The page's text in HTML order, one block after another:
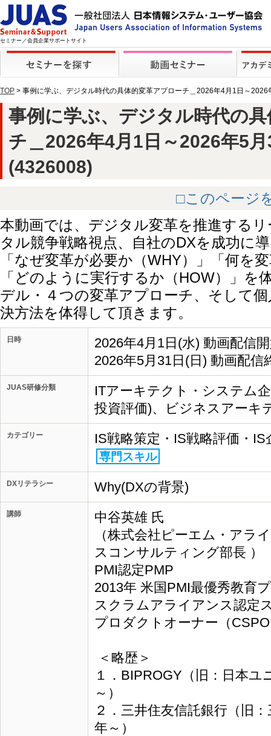
セミナー／会員企業サポートサイト
TOP > 事例に学ぶ、デジタル時代の具体的変革アプローチ＿2026年4月1日～
事例に学ぶ、デジタル時代の
チ＿2026年4月1日～2026年5
(4326008)
□このページ
本動画では、デジタル変革を推進する
タル競争戦略視点、自社のDXを成功に
「なぜ変革が必要か（WHY）」「何を
「どのように実行するか（HOW）」を
デル・４つの変革アプローチ、そして
決方法を体得して頂きます。
日時
2026年4月1日(水) 動画配信
2026年5月31日(日) 動画配信
JUAS研修分類
ITアーキテクト・システム
投資評価)、ビジネスアーキ
カテゴリー IS戦略策定・IS戦略評価・
専門スキル
DXリテラシー Why(DXの背景)
講師
中谷英雄 氏
（株式会社ピーエム・ア
スコンサルティング部長 ）
PMI認定PMP
2013年 米国PMI最優秀教育
スクラムアライアンス認定
プロダクトオーナー（
＜略歴＞
１．BIPROGY（旧：日本ユ
～）
２．三井住友信託銀行（旧
年～）